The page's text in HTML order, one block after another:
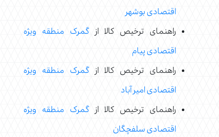
اقتصادی بوشهر
راهنمای ترخیص کالا ازگمرک منطقه ویژه
اقتصادی پیام
راهنمای ترخیص کالا ازگمرک منطقه ویژه
اقتصادی امیر آباد
راهنمای ترخیص کالا ازگمرک منطقه ویژه
اقتصادی سلفچگان